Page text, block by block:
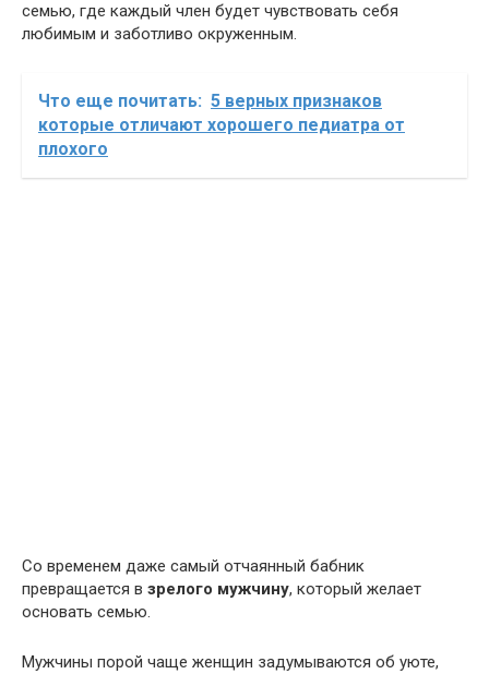
семью, где каждый член будет чувствовать себя
любимым и заботливо окруженным.
Что еще почитать: 5 верных признаков
которые отличают хорошего педиатра от
плохого
Со временем даже самый отчаянный бабник
превращается в зрелого мужчину, который желает
основать семью.
Мужчины порой чаще женщин задумываются об уюте,